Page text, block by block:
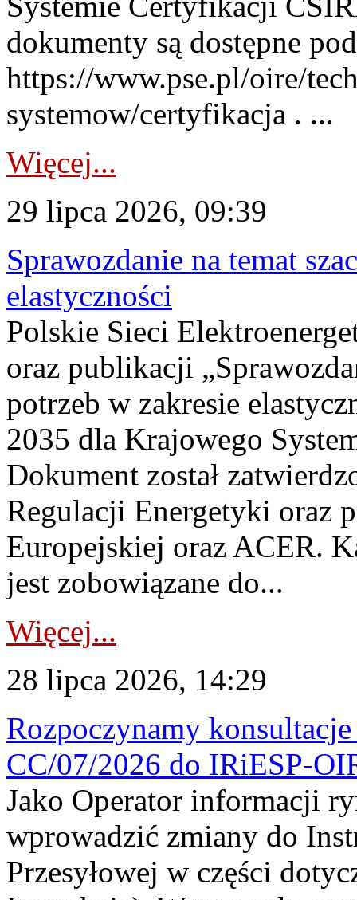
dokumenty są dostępne
https://www.pse.pl/oire/
systemow/certyfikacja . ...
Więcej...
29 lipca 2026, 09:39
Sprawozdanie na temat
elastyczności
Polskie Sieci
oraz publikacji
potrzeb w zakresie
2035 dla Krajowego
Dokument został
Regulacji Energetyki oraz
Europejskiej oraz ACER.
jest zobowiązane do...
Więcej...
28 lipca 2026, 14:29
Rozpoczynamy
CC/07/2026 do IRiESP-
Jako Operator informacji
wprowadzić zmiany do
Przesyłowej w części